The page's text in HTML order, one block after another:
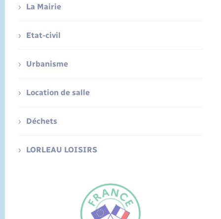
La Mairie
Etat-civil
Urbanisme
Location de salle
Déchets
LORLEAU LOISIRS